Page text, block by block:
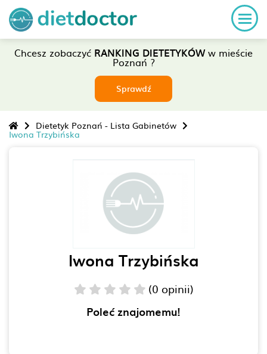
Chcesz zobaczyć RANKING DIETETYKÓWw mieście
Poznań ?
Sprawdź
Dietetyk Poznań - Lista Gabinetów
Iwona Trzybińska
Iwona Trzybińska
(0 opinii)
Poleć znajomemu!